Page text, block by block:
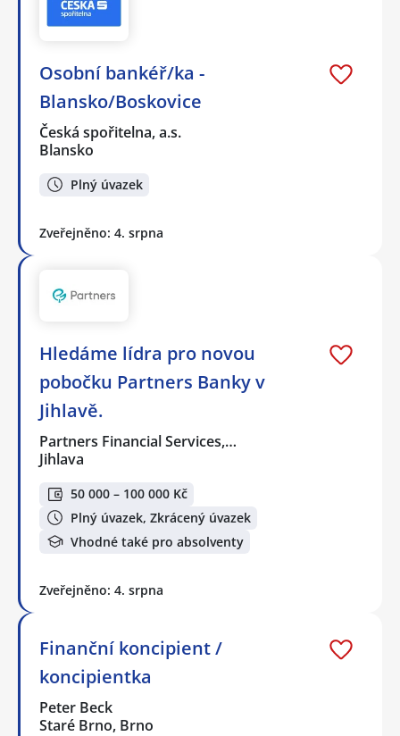
Osobní bankéř/ka -
Blansko/Boskovice
Česká spořitelna, a.s.
Blansko
Plný úvazek
Zveřejněno: 4. srpna
Hledáme lídra pro novou
pobočku Partners Banky v
Jihlavě.
Partners Financial Services,…
Jihlava
50 000 – 100 000 Kč
Plný úvazek, Zkrácený úvazek
Vhodné také pro absolventy
Zveřejněno: 4. srpna
Finanční koncipient /
koncipientka
Peter Beck
Staré Brno, Brno